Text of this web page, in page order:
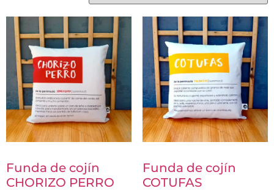
Funda de cojín
CHORIZO PERRO
Funda de cojín
COTUFAS